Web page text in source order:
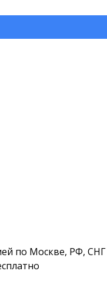
по Москве, РФ, СНГ